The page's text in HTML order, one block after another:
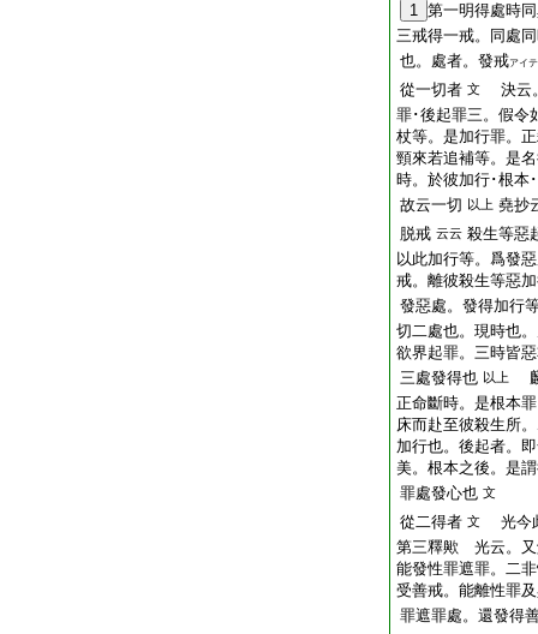
1 第一明得處時
三戒得一戒。同處
也。處者。發戒アイ
從一切者 文
決云
罪･後起罪三。假令
杖等。是加行罪。
頸來若追補等。是
時。於彼加行･根本
故云一切 以上 堯抄
脱戒 云云 殺生等惡
以此加行等。爲發
戒。離彼殺生等惡
發惡處。發得加行
切二處也。現時也
欲界起罪。三時皆
三處發得也 以上
正命斷時。是根本
床而赴至彼殺生所
加行也。後起者。
美。根本之後。是
罪處發心也 文
從二得者 文
光今
第三釋歟 光云。又
能發性罪遮罪。二
受善戒。能離性罪
罪遮罪處。還發得